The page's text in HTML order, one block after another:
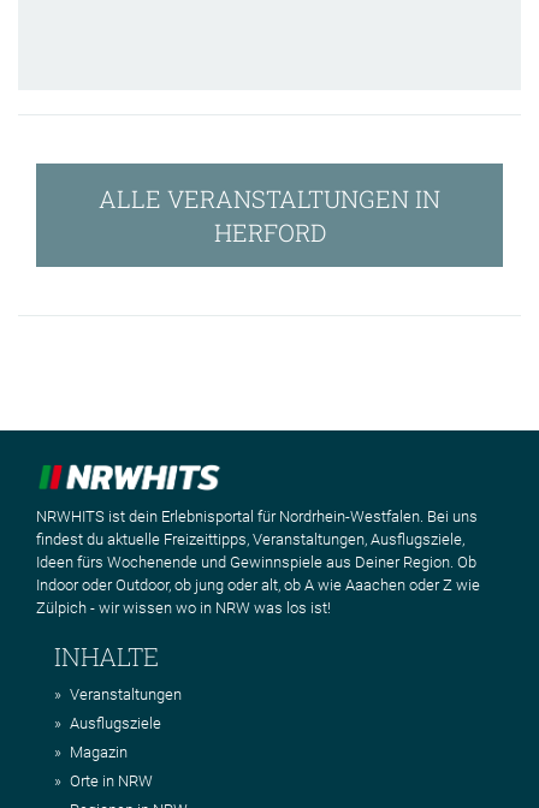
ALLE VERANSTALTUNGEN IN
HERFORD
NRWHITS ist dein Erlebnisportal für Nordrhein-Westfalen. Bei uns
findest du aktuelle Freizeittipps, Veranstaltungen, Ausflugsziele,
Ideen fürs Wochenende und Gewinnspiele aus Deiner Region. Ob
Indoor oder Outdoor, ob jung oder alt, ob A wie Aaachen oder Z wie
Zülpich - wir wissen wo in NRW was los ist!
INHALTE
Veranstaltungen
Ausflugsziele
Magazin
Orte in NRW